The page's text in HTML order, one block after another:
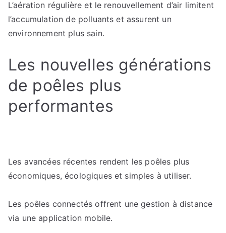
L’aération régulière et le renouvellement d’air limitent
l’accumulation de polluants et assurent un
environnement plus sain.
Les nouvelles générations
de poêles plus
performantes
Les avancées récentes rendent les poêles plus
économiques, écologiques et simples à utiliser.
Les poêles connectés offrent une gestion à distance
via une application mobile.